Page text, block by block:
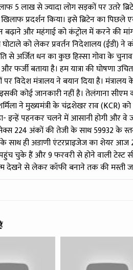
5 लाख से ज्यादा लोग सड़कों पर उतरे
प्रदर्शन किया। इसे ब्रिटेन का पिछले
और महंगाई को कंट्रोल में करने की
को लेकर प्रवर्तन निदेशालय (ईडी) ने
से अर्जित धन का कुछ हिस्सा गोवा के
फर्जी बताया है। हम यात्रा की घोषणा
विदेश मंत्रालय ने बयान दिया है।
कोई जानकारी नहीं है। तेलंगाना सीएम
ने मुख्यमंत्री के चंद्रशेखर राव (KCR)
इन्हें पहनकर चलने में आसानी होगी और
224 अंकों की तेजी के साथ 59932 के
साथ ही अडाणी एंटरप्राइजेज का शेयर आज
चुके हैं और 9 फरवरी से होने वाली टेस्ट
देखने से लेकर कॉफी बनाने तक की मस्ती